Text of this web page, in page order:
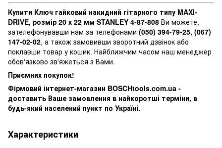
Купити Ключ гайковий накидний гітарного типу MAXI-
DRIVE, розмір 20 х 22 мм STANLEY 4-87-808 Ви можете,
зателефонувавши нам за телефонами (050) 394-79-25, (067)
147-02-02, а також замовивши зворотний дзвінок або
поклавши товар у кошик. Найближчим часом наш менеджер
обов'язково зв'яжеться з Вами.
Приємних покупок!
Фірмовий інтернет-магазин BOSCHtools.com.ua -
доставить Ваше замовлення в найкоротші терміни, в
будь-який населений пункт по Україні.
Характеристики